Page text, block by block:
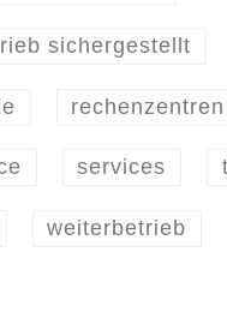
sichergestellt
rechenzentren
services
weiterbetrieb